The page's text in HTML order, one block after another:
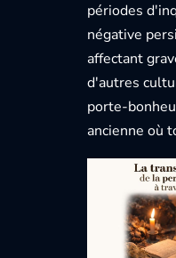
périodes
négative
affectant
d'autres
porte-
ancienne où